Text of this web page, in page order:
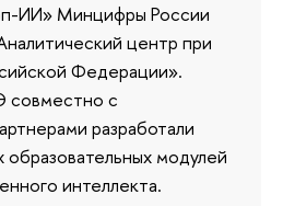
ИИ» Минцифры России
центр при
Федерации».
с
разработали
образовательных модулей
интеллекта.